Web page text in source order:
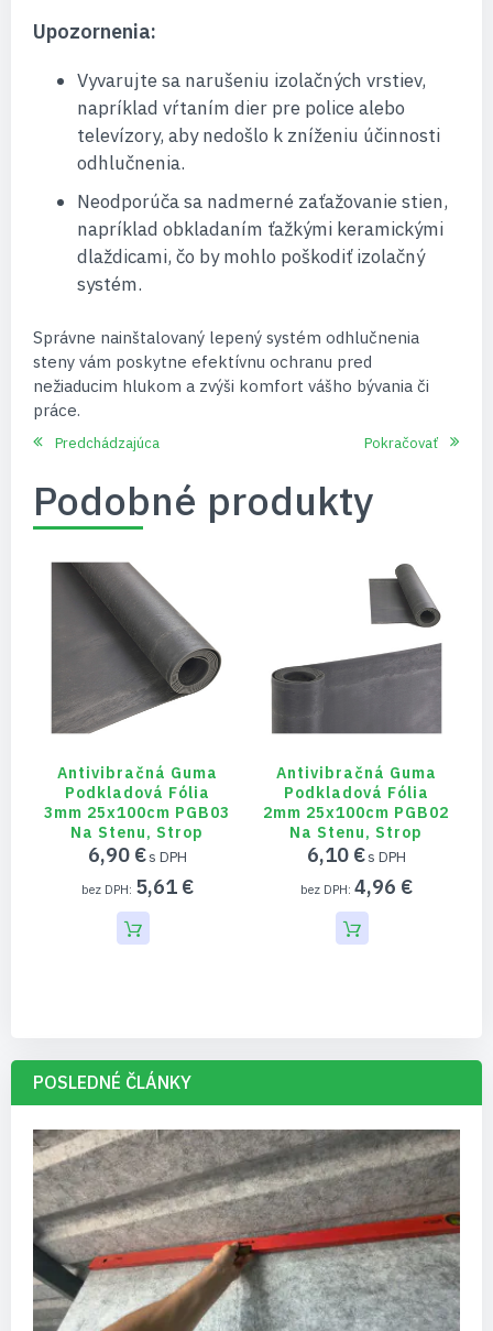
Upozornenia:
Vyvarujte sa narušeniu izolačných vrstiev,
napríklad vŕtaním dier pre police alebo
televízory, aby nedošlo k zníženiu účinnosti
odhlučnenia.
Neodporúča sa nadmerné zaťažovanie stien,
napríklad obkladaním ťažkými keramickými
dlaždicami, čo by mohlo poškodiť izolačný
systém.
Správne nainštalovaný lepený systém odhlučnenia
steny vám poskytne efektívnu ochranu pred
nežiaducim hlukom a zvýši komfort vášho bývania či
práce.
Predchádzajúca Pokračovať
Podobné produkty
Antivibračná Guma
Podkladová Fólia
3mm 25x100cm PGB03
Na Stenu, Strop
6,90 €
5,61 €
Antivibračná Guma
Podkladová Fólia
2mm 25x100cm PGB02
Na Stenu, Strop
6,10 €
4,96 €
POSLEDNÉ ČLÁNKY